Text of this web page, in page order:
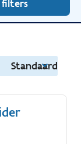
filters
Standaard